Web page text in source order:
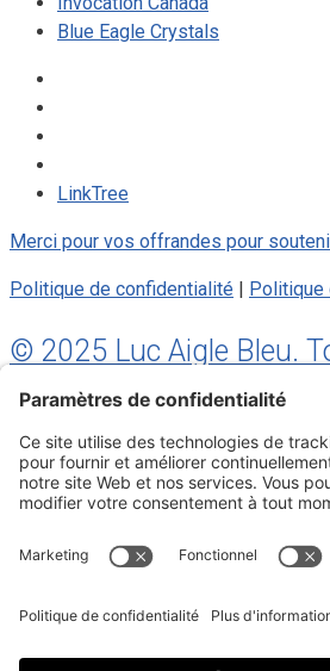
Blue Eagle Crystals
LinkTree
Merci pour vos offrandes pour
Politique de confidentialité
© 2025 Luc Aigle Bleu.
réservé.
S'inscrire à mon